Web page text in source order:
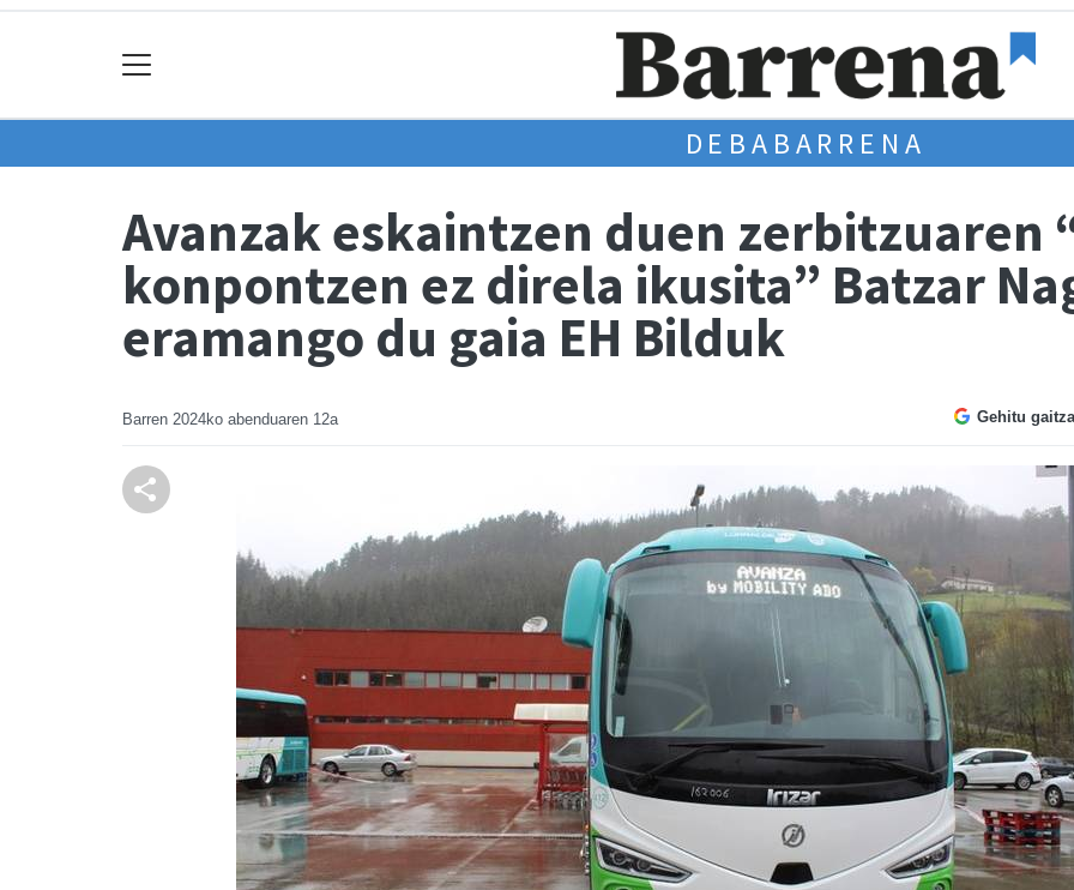
DEBABARRENA
Avanzak eskaintzen duen zerbitzuaren
konpontzen ez direla ikusita” Batzar
eramango du gaia EH Bilduk
Barren 2024ko abenduaren 12a Gehitu